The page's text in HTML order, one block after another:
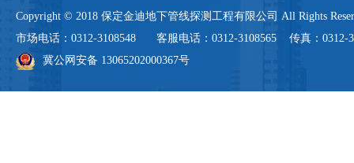
Copyright © 2018 保定金迪地下管线探测工程有限公司 All Rights
市场电话：0312-3108548 客服电话：0312-3108565 传真：
冀公网安备 13065202000367号